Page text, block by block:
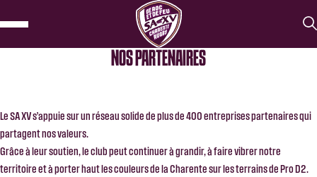
NOS PARTENAIRES
Le SA XV s’appuie sur un réseau solide de plus de 400 entreprises partenaires qui
partagent nos valeurs.
Grâce à leur soutien, le club peut continuer à grandir, à faire vibrer notre
territoire et à porter haut les couleurs de la Charente sur les terrains de Pro D2.